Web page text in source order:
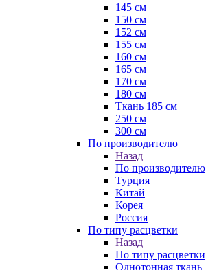
145 см
150 см
152 см
155 см
160 см
165 см
170 см
180 см
Ткань 185 см
250 см
300 см
По производителю
Назад
По производителю
Турция
Китай
Корея
Россия
По типу расцветки
Назад
По типу расцветки
Однотонная ткань